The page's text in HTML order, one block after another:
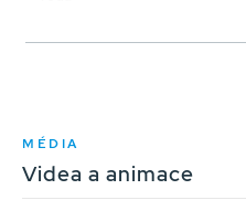
MÉDIA
Videa a animace